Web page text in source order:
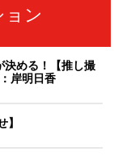
ョン
決める！【推し撮
岸明日香